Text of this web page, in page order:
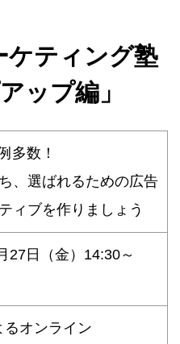
ケティング塾
ップ編」
多数！
、選ばれるための広告
ィブを作りましょう
27日（金）14:30～
るオンライン